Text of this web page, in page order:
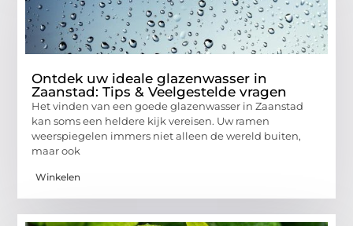
Ontdek uw ideale glazenwasser in
Zaanstad: Tips & Veelgestelde vragen
Het vinden van een goede glazenwasser in Zaanstad
kan soms een heldere kijk vereisen. Uw ramen
weerspiegelen immers niet alleen de wereld buiten,
maar ook
Winkelen